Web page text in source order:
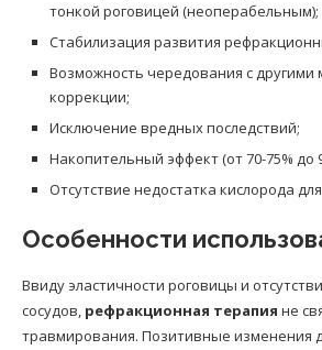
тонкой роговицей (неоперабельным);
Стабилизация развития
Возможность чередования с другими
коррекции;
Исключение вредных последствий;
Накопительный эффект (от 70-75% до
Отсутствие недостатка кислорода
Особенности
Ввиду эластичности роговицы и
сосудов, рефракционная терапия не
травмирования. Позитивные изменения